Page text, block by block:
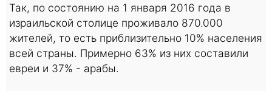
Так, по состоянию на 1 января 2016 года в
израильской столице проживало 870.000
жителей, то есть приблизительно 10% населения
всей страны. Примерно 63% из них составили
евреи и 37% - арабы.